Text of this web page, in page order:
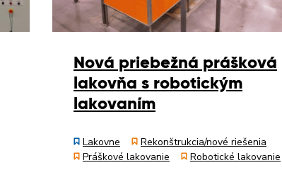
Nová priebežná prášková
lakovňa s robotickým
lakovaním
Lakovne
Rekonštrukcia/nové riešenia
Práškové lakovanie
Robotické lakovanie